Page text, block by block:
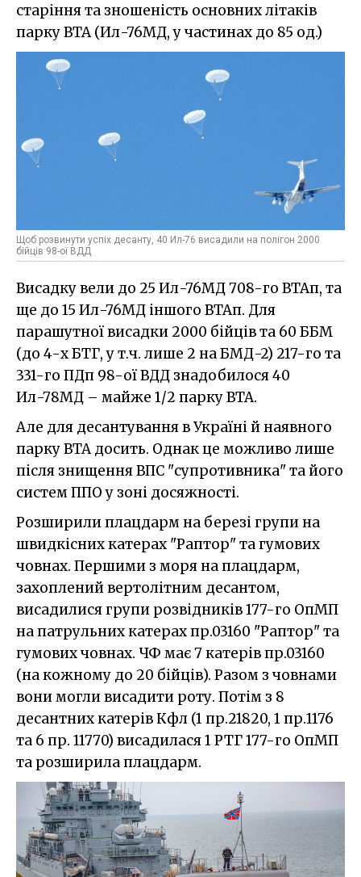
старіння та зношеність основних літаків
парку ВТА (Ил-76МД, у частинах до 85 од.)
Щоб розвинути успіх десанту, 40 Ил-76 висадили на полігон 2000
бійців 98-ої ВДД
Висадку вели до 25 Ил-76МД 708-го ВТАп, та
ще до 15 Ил-76МД іншого ВТАп. Для
парашутної висадки 2000 бійців та 60 ББМ
(до 4-х БТГ, у т.ч. лише 2 на БМД-2) 217-го та
331-го ПДп 98-ої ВДД знадобилося 40
Ил-78МД – майже 1/2 парку ВТА.
Але для десантування в Україні й наявного
парку ВТА досить. Однак це можливо лише
після знищення ВПС "супротивника" та його
систем ППО у зоні досяжності.
Розширили плацдарм на березі групи на
швидкісних катерах "Раптор" та гумових
човнах. Першими з моря на плацдарм,
захоплений вертолітним десантом,
висадилися групи розвідників 177-го ОпМП
на патрульних катерах пр.03160 "Раптор" та
гумових човнах. ЧФ має 7 катерів пр.03160
(на кожному до 20 бійців). Разом з човнами
вони могли висадити роту. Потім з 8
десантних катерів Кфл (1 пр.21820, 1 пр.1176
та 6 пр. 11770) висадилася 1 РТГ 177-го ОпМП
та розширила плацдарм.